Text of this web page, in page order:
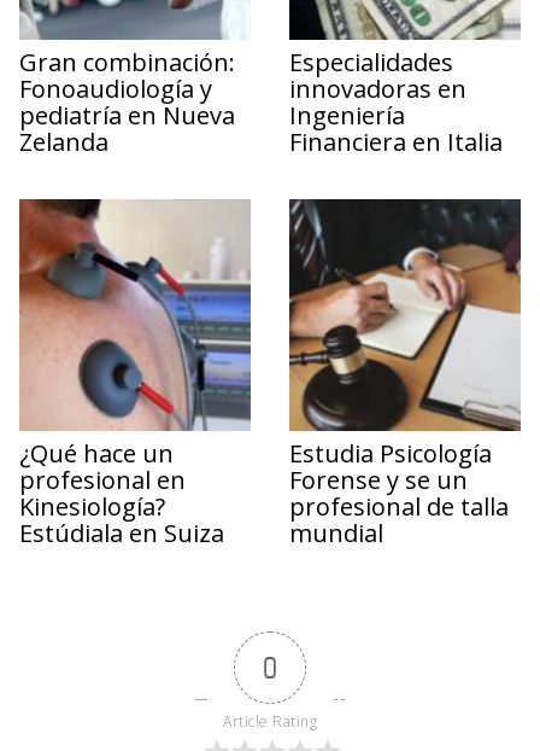
Gran combinación:
Fonoaudiología y
pediatría en Nueva
Zelanda
Especialidades
innovadoras en
Ingeniería
Financiera en Italia
¿Qué hace un
profesional en
Kinesiología?
Estúdiala en Suiza
Estudia Psicología
Forense y se un
profesional de talla
mundial
0
Article Rating